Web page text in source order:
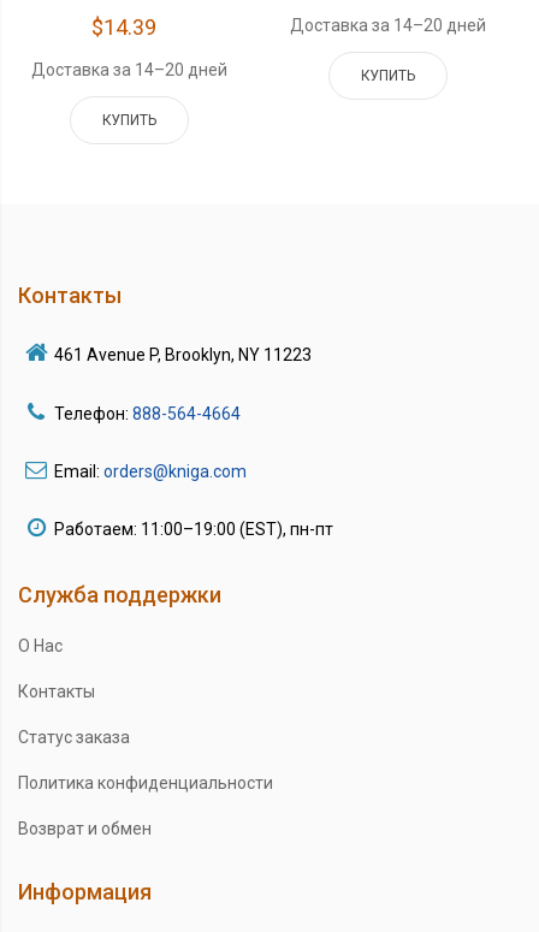
$14.39
Доставка за 14–20 дней
КУПИТЬ
Доставка за 14–20 дней
КУПИТЬ
Контакты
461 Avenue P, Brooklyn, NY 11223
Телефон: 888-564-4664
Email: orders@kniga.com
Работаем: 11:00–19:00 (EST), пн-пт
Служба поддержки
О Нас
Контакты
Статус заказа
Политика конфиденциальности
Возврат и обмен
Информация